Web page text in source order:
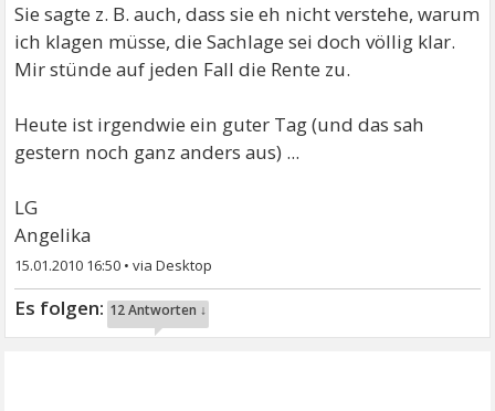
Sie sagte z. B. auch, dass sie eh nicht verstehe, warum
ich klagen müsse, die Sachlage sei doch völlig klar.
Mir stünde auf jeden Fall die Rente zu.
Heute ist irgendwie ein guter Tag (und das sah
gestern noch ganz anders aus) ...
LG
Angelika
15.01.2010 16:50 •
12 Antworten ↓